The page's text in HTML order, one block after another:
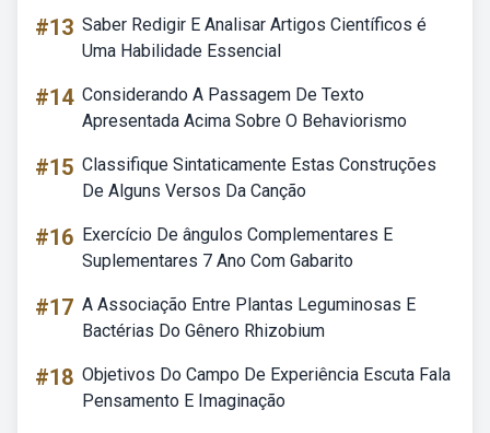
#13 Saber Redigir E Analisar Artigos Científicos é
Uma Habilidade Essencial
#14 Considerando A Passagem De Texto
Apresentada Acima Sobre O Behaviorismo
#15 Classifique Sintaticamente Estas Construções
De Alguns Versos Da Canção
#16 Exercício De ângulos Complementares E
Suplementares 7 Ano Com Gabarito
#17 A Associação Entre Plantas Leguminosas E
Bactérias Do Gênero Rhizobium
#18 Objetivos Do Campo De Experiência Escuta Fala
Pensamento E Imaginação